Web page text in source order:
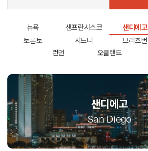
뉴욕 샌프란시스코 샌디에고
토론토
시드니 브리즈번
런던
오클랜드
샌디에고
San Diego